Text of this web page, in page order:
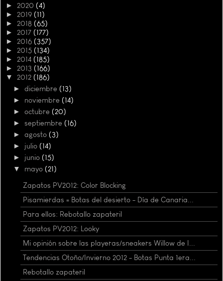
► 2020 (4)
► 2019 (11)
► 2018 (65)
► 2017 (177)
► 2016 (357)
► 2015 (134)
► 2014 (185)
► 2013 (166)
▼ 2012 (186)
► diciembre (13)
► noviembre (14)
► octubre (20)
► septiembre (16)
► agosto (3)
► julio (14)
► junio (15)
▼ mayo (21)
Zapatos PV2012: Color Blocking
Pisamierdas = Botas del desierto - Día de Canaria...
Para ellos: Rebotallo zapateril
Zapatos PV2012: Looky
Mi opinión sobre las playeras/sneakers Willow de I...
Tendencias Otoño/Invierno 2012 - Botas Punta 1era...
Rebotallo zapateril